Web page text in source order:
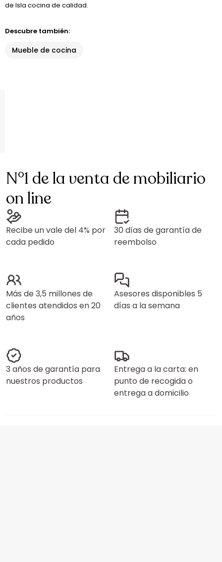
de Isla cocina de calidad.
Descubre también:
Mueble de cocina
N°1 de la venta de mobiliario
on line
Recibe un vale del 4% por
cada pedido
30 días de garantía de
reembolso
Más de 3,5 millones de
clientes atendidos en 20
años
Asesores disponibles 5
días a la semana
3 años de garantía para
nuestros productos
Entrega a la carta: en
punto de recogida o
entrega a domicilio